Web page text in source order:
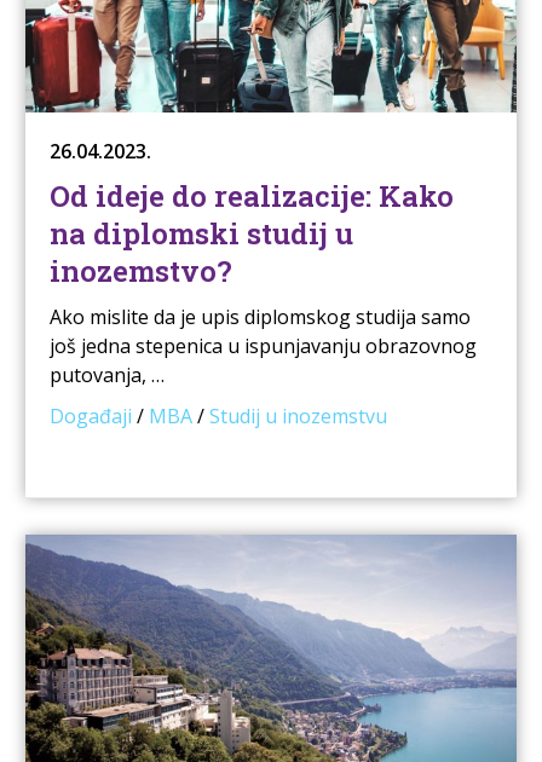
26.04.2023.
Od ideje do realizacije: Kako
na diplomski studij u
inozemstvo?
Ako mislite da je upis diplomskog studija samo
još jedna stepenica u ispunjavanju obrazovnog
putovanja, …
Događaji / MBA/Studij u inozemstvu